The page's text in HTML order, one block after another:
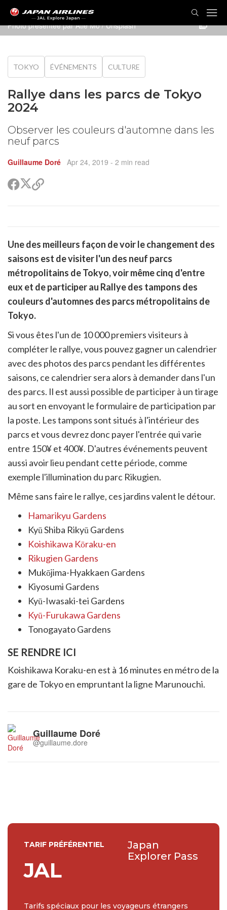
Photo présentée parAtle Mo/ Unsplash
TOKYO ÉVÉNEMENTS CULTURE
Rallye dans les parcs de Tokyo
2024
Observer les couleurs d'automne dans les
neuf parcs
Guillaume Doré Apr 24, 2019 - 2 min read
PartagerPartager
sur
Copier
Une des meilleurs façon de voir le changement des
saisons est de visiter l'un des neuf parcs
métropolitains de Tokyo, voir même cinq d'entre
eux et de participer au Rallye des tampons des
couleurs d'automnes des parcs métropolitains de
Tokyo.
Si vous êtes l'un de 10 000 premiers visiteurs à
compléter le rallye, vous pouvez gagner un calendrier
avec des photos des parcs pendant les différentes
saisons, ce calendrier sera alors à demander dans l'un
des parcs. Il est aussi possible de participer à un tirage
au sort en envoyant le formulaire de participation par
la poste. Les tampons sont situés à l'intérieur des
parcs et vous devrez donc payer l'entrée qui varie
entre 150¥ et 400¥. D'autres événements peuvent
aussi avoir lieu pendant cette période, comme
exemple l'illumination du parc Rikugien.
Même sans faire le rallye, ces jardins valent le détour.
Hamarikyu Gardens
Kyū Shiba Rikyū Gardens
Koishikawa Kōraku-en
Rikugien Gardens
Mukōjima-Hyakkaen Gardens
Kiyosumi Gardens
Kyū-Iwasaki-tei Gardens
Kyū-Furukawa Gardens
Tonogayato Gardens
SE RENDRE ICI
Koishikawa Koraku-en est à 16 minutes en métro de la
gare de Tokyo en empruntant la ligne Marunouchi.
Guillaume Doré
@guillaume.dore
TARIF PRÉFÉRENTIEL
JAL
Japan
Explorer Pass
Tarifs spéciaux pour les voyageurs étrangers